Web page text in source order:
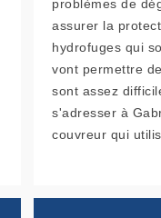
problèmes de
assurer la
hydrofuges qui
vont permettre
sont assez
s'adresser à
couvreur qui